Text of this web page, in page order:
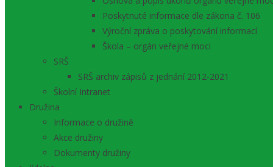
Poskytnuté informace dle zákona č. 106
Výroční zpráva o poskytování informací
Škola – orgán veřejné moci
SRŠ
SRŠ archiv zápisů z jednání 2012-2021
Školní Intranet
Družina
Informace o družině
Akce družiny
Dokumenty družiny